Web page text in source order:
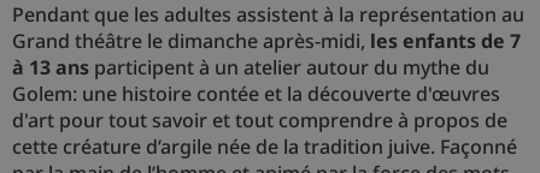
Pendant que les adultes assistent à la représentation au
Grand théâtre le dimanche après-midi, les enfants de 7
à 13 ans participent à un atelier autour du mythe du
Golem: une histoire contée et la découverte d'œuvres
d'art pour tout savoir et tout comprendre à propos de
cette créature d’argile née de la tradition juive. Façonné